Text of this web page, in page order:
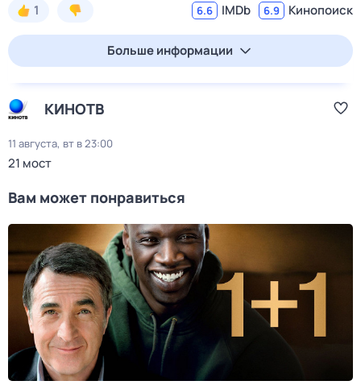
1 6.6 IMDb 6.9 Кинопоиск
Больше информации
КИНОТВ
11 августа, вт в 23:00
21 мост
Вам может понравиться